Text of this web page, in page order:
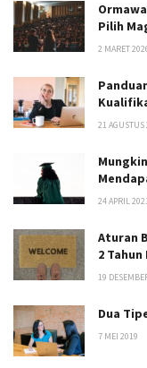
Pilih
2 MARET
21 AGUSTUS
24 APRIL
Aturan
2
19
Dua
7 MEI 2019